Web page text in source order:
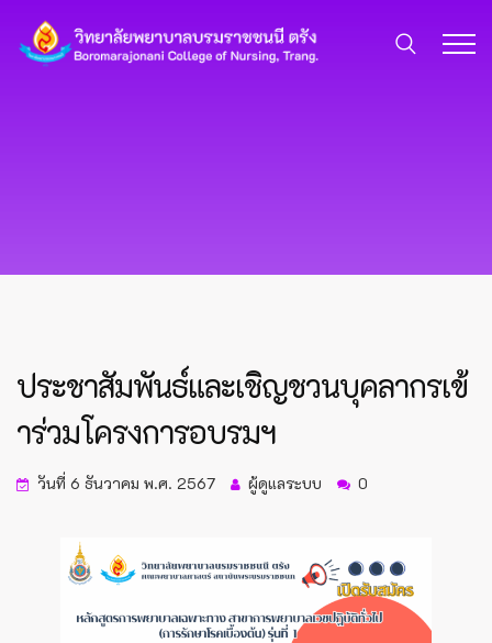
ประชาสัมพันธ์และเชิญชวนบุคลากรเข้
าร่วมโครงการอบรมฯ
วันที่ 6 ธันวาคม พ.ศ. 2567 ผู้ดูแลระบบ 0